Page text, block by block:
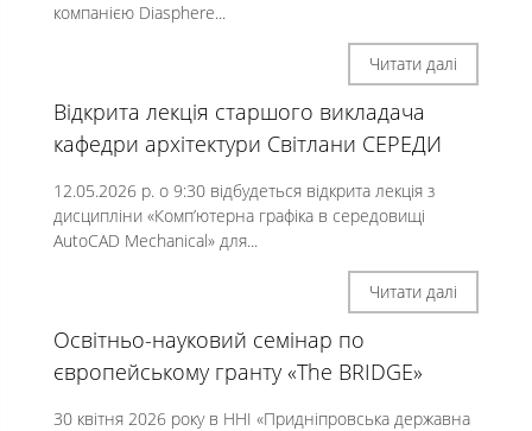
компанією Diasphere...
Читати далі
Відкрита лекція старшого викладача
кафедри архітектури Світлани СЕРЕДИ
12.05.2026 р. о 9:30 відбудеться відкрита лекція з
дисципліни «Комп’ютерна графіка в середовищі
AutoCAD Mechanical» для...
Читати далі
Освітньо-науковий семінар по
європейському гранту «The BRIDGE»
30 квітня 2026 року в ННІ «Придніпровська державна